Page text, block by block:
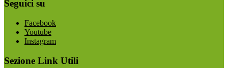
Seguici su
Facebook
Youtube
Instagram
Sezione Link Utili